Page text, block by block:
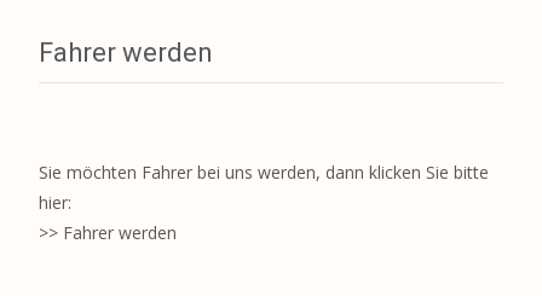
Fahrer werden
Sie möchten Fahrer bei uns werden, dann klicken Sie bitte
hier:
>> Fahrer werden